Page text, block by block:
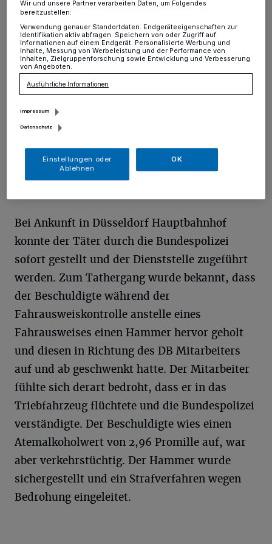
Erkrath·Sonntagabend wurde ein DB-Mitarbeiter
während der Fahrausweiskontrolle mit einem Hammer
bedroht. Die Tat ereignete sich gegen 21.20 Uhr in der
S8 auf der Fahrt von Erkrath nach Düsseldorf.
19.07.2016 , 09:50 Uhr
Bei Ankunft in Düsseldorf Hauptbahnhof
konnte der Täter durch die Bundespolizei
sofort gestellt und der Dienststelle zugeführt
werden. Zum Tathergang wurde bekannt, dass
der Beschuldigte während der
Fahrausweiskontrolle anstelle eines
Fahrausweises einen Hammer hervor geholt
und diesen in Richtung des DB Mitarbeiters
auf und ab geschwenkt hatte. Der Mitarbeiter
fühlte sich derart bedroht, dass er in das
Triebfahrzeug flüchtete und die Bundespolizei
verständigte. Der Beschuldigte wies einen
Atemalkoholwert von 2,96 Promille auf, war
aber verkehrstüchtig. Der Hammer wurde
sichergestellt und ein Strafverfahren wegen
Bedrohung eingeleitet.
Wir und unsere Partner verarbeiten Daten, um Folgendes
bereitzustellen:
Verwendung genauer Standortdaten. Endgeräteeigenschaften zur
Identifikation aktiv abfragen. Speichern von oder Zugriff auf
Informationen auf einem Endgerät. Personalisierte Werbung und
Inhalte, Messung von Werbeleistung und der Performance von
Inhalten, Zielgruppenforschung sowie Entwicklung und Verbesserung
von Angeboten.
Ausführliche Informationen
Impressum
Datenschutz
Einstellungen oder
Ablehnen
OK